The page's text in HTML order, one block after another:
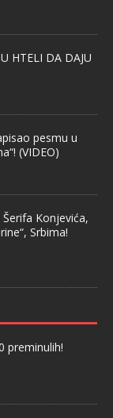
HTELI DA DAJU
pesmu u
(VIDEO)
Šerifa Konjevića,
Srbima!
preminulih!